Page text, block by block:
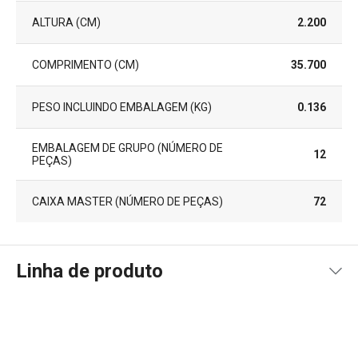
ALTURA (CM) 2.200
COMPRIMENTO (CM) 35.700
PESO INCLUINDO EMBALAGEM (KG) 0.136
EMBALAGEM DE GRUPO (NÚMERO DE
PEÇAS)
12
CAIXA MASTER (NÚMERO DE PEÇAS) 72
Linha de produto